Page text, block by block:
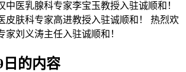
中医乳腺科专家李宝玉教授入驻诚顺和！
皮肤科专家高进教授入驻诚顺和！ 热烈欢
家刘义涛主任入驻诚顺和！
日的内容